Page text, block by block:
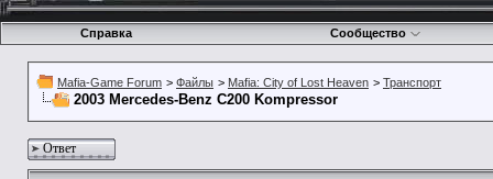
Справка Сообщество
Mafia-Game Forum > Файлы > Mafia: City of Lost Heaven > Транспорт
2003 Mercedes-Benz C200 Kompressor
Ответ